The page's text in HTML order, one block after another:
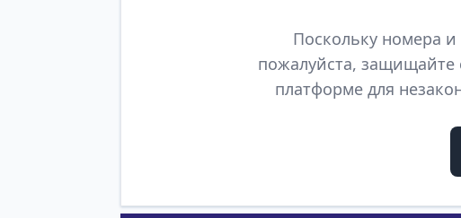
Поскольку номера
пожалуйста, защищайте
платформе для